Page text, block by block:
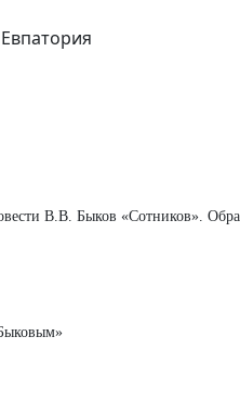
В.В. Быков «Сотников».